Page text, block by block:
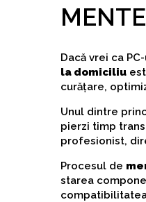
Dacă vrei ca
la domiciliu
curățare,
Unul dintre
pierzi timp
profesionist,
Procesul de
starea